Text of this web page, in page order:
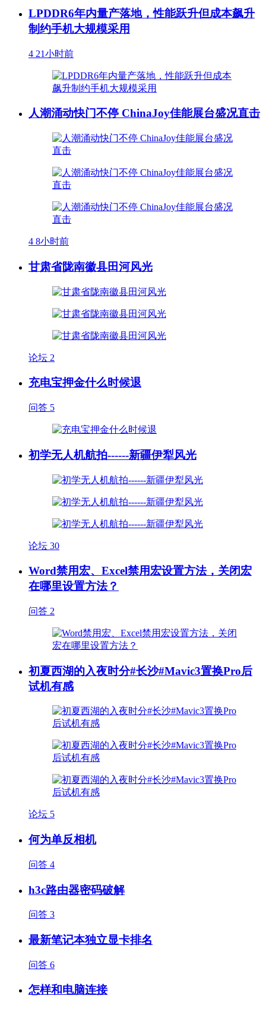
LPDDR6年内量产落地，性能跃升但成本飙升
制约手机大规模采用
4 21小时前
人潮涌动快门不停 ChinaJoy佳能展台盛况直击
4 8小时前
甘肃省陇南徽县田河风光
论坛 2
充电宝押金什么时候退
问答 5
初学无人机航拍------新疆伊犁风光
论坛 30
Word禁用宏、Excel禁用宏设置方法，关闭宏
在哪里设置方法？
问答 2
初夏西湖的入夜时分#长沙#Mavic3置换Pro后
试机有感
论坛 5
何为单反相机
问答 4
h3c路由器密码破解
问答 3
最新笔记本独立显卡排名
问答 6
怎样和电脑连接